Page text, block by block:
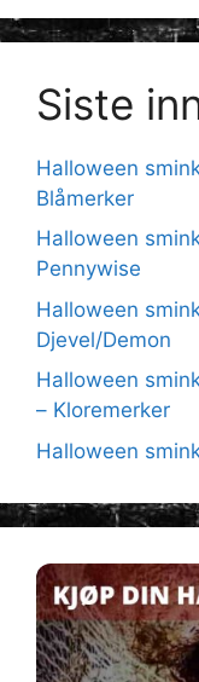
Siste
Halloween
Blåmerker
Halloween
Pennywise
Halloween
Djevel/Demon
Halloween
– Kloremerker
Halloween